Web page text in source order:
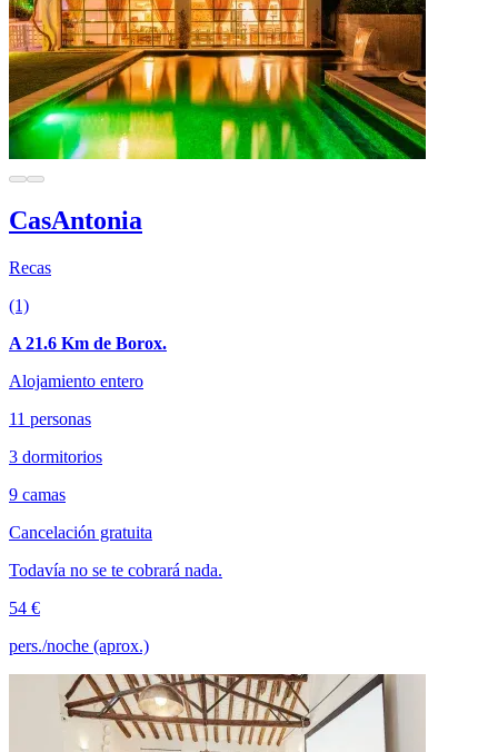
CasAntonia
Recas
(1)
A 21.6 Km de Borox.
Alojamiento entero
11 personas
3 dormitorios
9 camas
Cancelación gratuita
Todavía no se te cobrará nada.
54 €
pers./noche (aprox.)